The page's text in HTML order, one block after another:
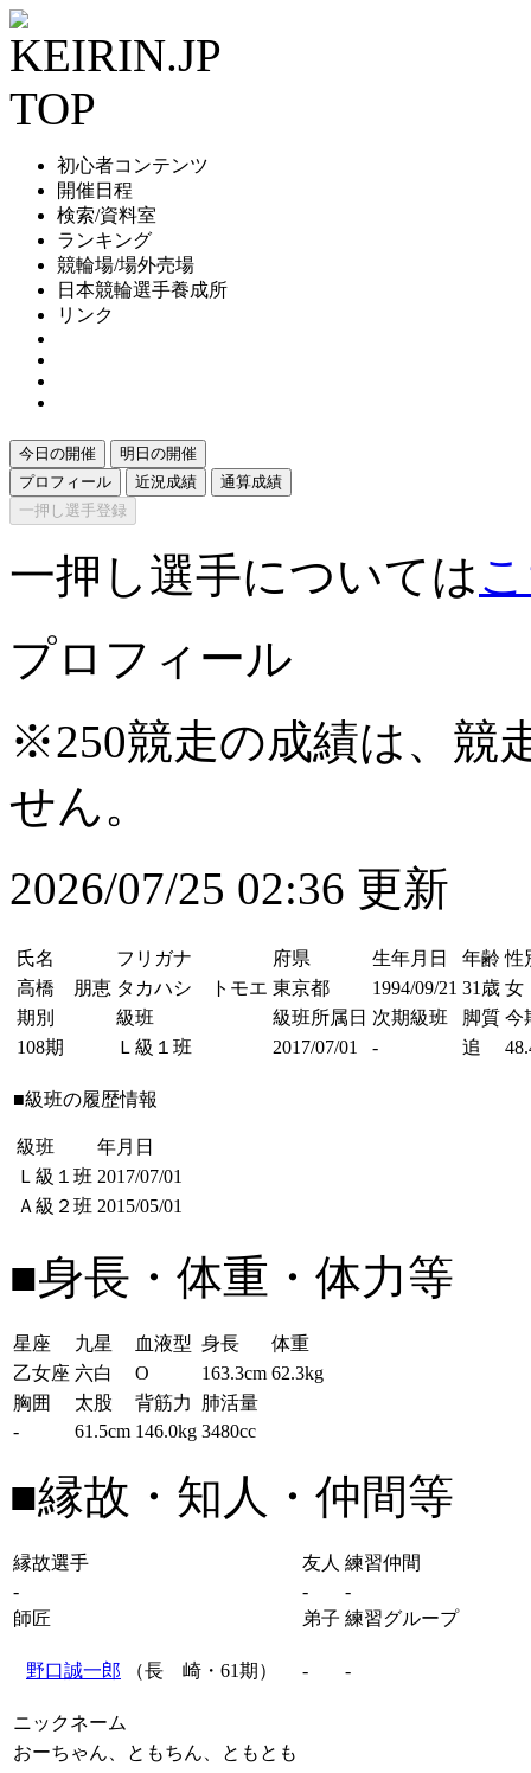
初心者コンテンツ
開催日程
検索/資料室
ランキング
競輪場/場外売場
日本競輪選手養成所
リンク
今日の開催
明日の開催
プロフィール
近況成績
通算成績
一押し選手登録
一押し選手については
プロフィール
※250競走の成績は、競
せん。
2026/07/25 02:36 更新
氏名 フリガナ 府県 生年月日 年齢 性
高橋 朋恵 タカハシ トモエ 東京都 1994/09/21 31歳 女
期別
級班 級班所属日 次期級班 脚質 今
108期
Ｌ級１班 2017/07/01 - 追
■級班の履歴情報
級班
年月日
Ｌ級１班 2017/07/01
Ａ級２班 2015/05/01
■身長・体重・体力等
星座 九星 血液型 身長
体重
乙女座 六白 O 163.3cm 62.3kg
胸囲
太股 背筋力
肺活量
-
61.5cm 146.0kg 3480cc
■縁故・知人・仲間等
縁故選手 友人 練習仲間
-
-
-
師匠
弟子 練習グループ
野口誠一郎 （長 崎・61期） - -
ニックネーム
おーちゃん、ともちん、ともとも